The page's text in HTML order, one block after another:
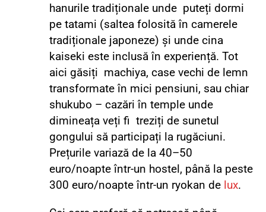
hanurile tradiționale unde puteți dormi
pe tatami (saltea folosită în camerele
tradiționale japoneze) și unde cina
kaiseki este inclusă în experiență. Tot
aici găsiți machiya, case vechi de lemn
transformate în mici pensiuni, sau chiar
shukubo – cazări în temple unde
dimineața veți fi treziți de sunetul
gongului să participați la rugăciuni.
Prețurile variază de la 40–50
euro/noapte într-un hostel, până la peste
300 euro/noapte într-un ryokan de lux.